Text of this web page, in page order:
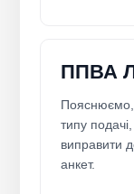
ППВА
Пояснюємо,
типу
виправити
анкет.